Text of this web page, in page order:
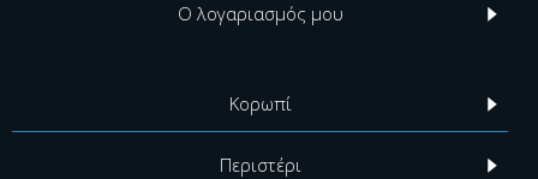
Ο λογαριασμός μου
Κορωπί
Περιστέρι